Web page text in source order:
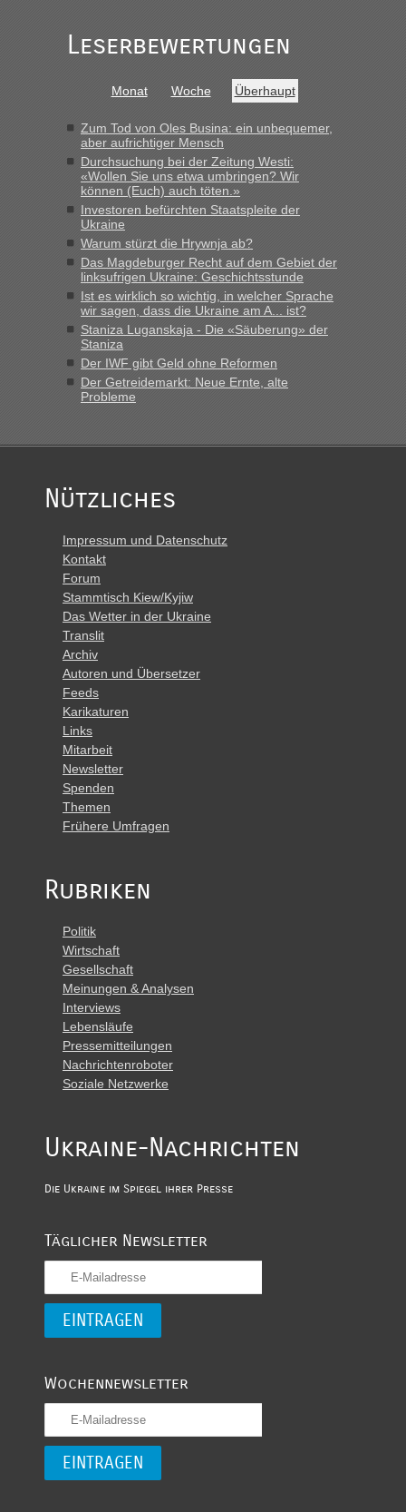
„Gestern 6 Stunden warten vor der Grenze Richtung Polen
in Krakowez mit dem Kleinbus. Abfertigung ging dann
Berichte und Reisetipps • Re: An welchem
Grenzübergang zwischen Polen und der Ukraine geht es am
schnellsten?
„Bin am Montag 15.6.26 um 8 Uhr in Urgyniw ausgereist,
das erste Mal an einem Montagmorgen ca. 15 Fahrzeuge
vor mir, bin sonst der Erste oder Zweite, egal, nach ca 20
Minuten wurde dann die nächste Welle...“
Berichte und Reisetipps • Re: An welchem
Grenzübergang zwischen Polen und der Ukraine geht es am
schnellsten?
„Derzeit, ist es überall sehr voll an den Grenzen Ukraine/
Polen. Zb. Krakovets 100 PKW ca. 10 h Wartezeit. Wollen
Montag rüber, versuchen es sehr früh.“
Leserbewertungen
Monat Woche Überhaupt
Zum Tod von Oles Busina: ein unbequemer,
aber aufrichtiger Mensch
Durchsuchung bei der Zeitung Westi:
«Wollen Sie uns etwa umbringen? Wir
können (Euch) auch töten.»
Investoren befürchten Staatspleite der
Ukraine
Warum stürzt die Hrywnja ab?
Das Magdeburger Recht auf dem Gebiet der
linksufrigen Ukraine: Geschichtsstunde
Ist es wirklich so wichtig, in welcher Sprache
wir sagen, dass die Ukraine am A... ist?
Staniza Luganskaja - Die «Säuberung» der
Staniza
Der IWF gibt Geld ohne Reformen
Der Getreidemarkt: Neue Ernte, alte
Probleme
Nützliches
Impressum und Datenschutz
Kontakt
Forum
Stammtisch Kiew/Kyjiw
Das Wetter in der Ukraine
Translit
Archiv
Autoren und Übersetzer
Feeds
Karikaturen
Links
Mitarbeit
Newsletter
Spenden
Themen
Frühere Umfragen
Rubriken
Politik
Wirtschaft
Gesellschaft
Meinungen & Analysen
Interviews
Lebensläufe
Pressemitteilungen
Nachrichtenroboter
Soziale Netzwerke
Ukraine-Nachrichten
Die Ukraine im Spiegel ihrer Presse
Täglicher Newsletter
Wochennewsletter